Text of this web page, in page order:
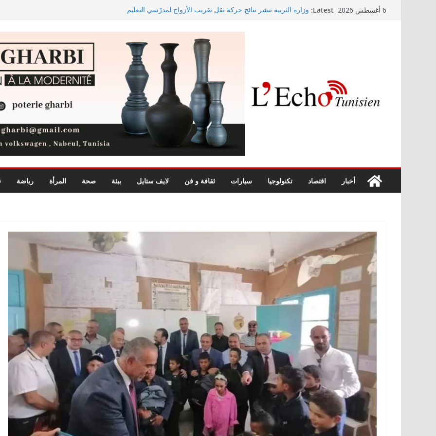
6 أغسطس 2026 Latest: وزارة التربية تنشر نتائج حركة نقل تقريب الأزواج لمدرّسي التعليم
رابطة الأبطال: النادي الإفريقي يُواجه دجوليبا في الدور التمهيدي الأوّل
“نسناس وبهناس”.. عرض مسرحي جديد للأطفال يجمع بين الترفيه
اليوم: قرعة الدور التمهيدي لرابطة الأبطال وكأس الكونفدرالية
أخبار اقتصاد تكنولوجيا سيارات ثقافة و فن لايف ستايل بيئة صحة المرأة رياضة